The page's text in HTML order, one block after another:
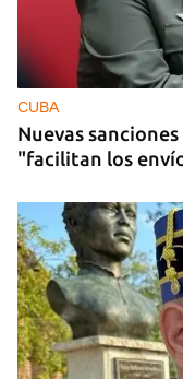
La hija de un
EE UU en 2003
CUBA
Nuevas
"facilitan los